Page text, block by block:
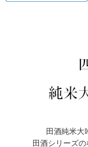
田酒純米
田酒シリーズ